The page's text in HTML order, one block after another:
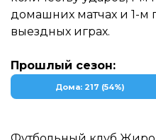
домашних матчах и 1-м
выездных играх.
Прошлый сезон:
Дома: 217 (54%)